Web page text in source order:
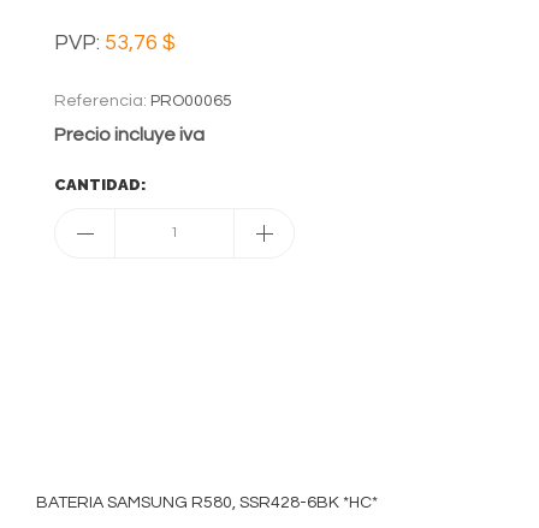
PVP: 53,76 $
Referencia: PRO00065
Precio incluye iva
CANTIDAD:
1
BATERIA SAMSUNG R580, SSR428-6BK *HC*